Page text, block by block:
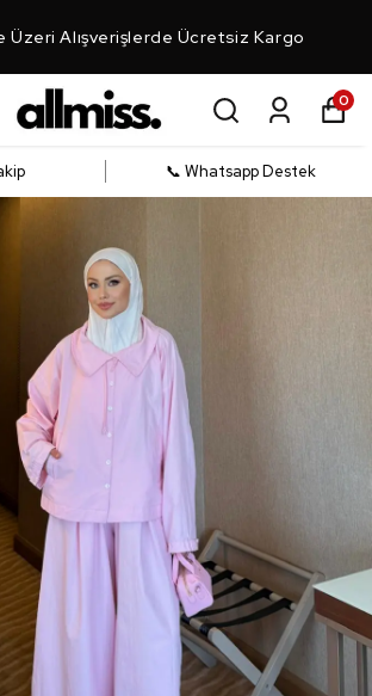
Üzeri Alışverişlerde Ücretsiz Kargo
0
📞 Whatsapp Destek